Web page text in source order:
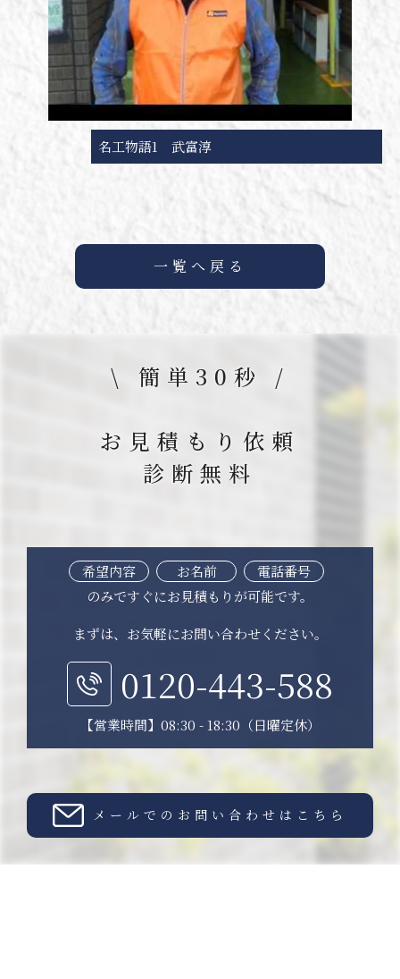
名工物語1 武富淳
一覧へ戻る
\ 簡単30秒 /
お見積もり依頼
診断無料
希望内容 お名前
電話番号
のみですぐにお見積もりが可能です。
まずは、お気軽にお問い合わせください。
0120-443-588
【営業時間】08:30 - 18:30（日曜定休）
メールでのお問い合わせはこちら